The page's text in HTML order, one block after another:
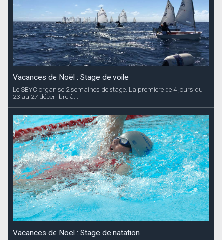
Vacances de Noël : Stage de voile
Le SBYC organise 2 semaines de stage. La premiere de 4 jours du
23 au 27 décembre à...
Vacances de Noël : Stage de natation